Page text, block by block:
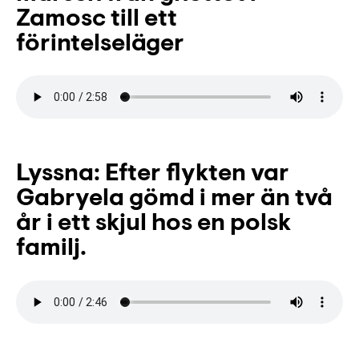
Zamosc till ett
förintelseläger
Lyssna: Efter flykten var
Gabryela gömd i mer än två
år i ett skjul hos en polsk
familj.